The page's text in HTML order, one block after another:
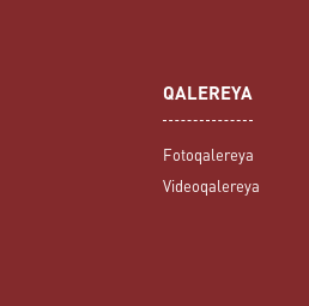
QALEREYA
Fotoqalereya
Videoqalereya